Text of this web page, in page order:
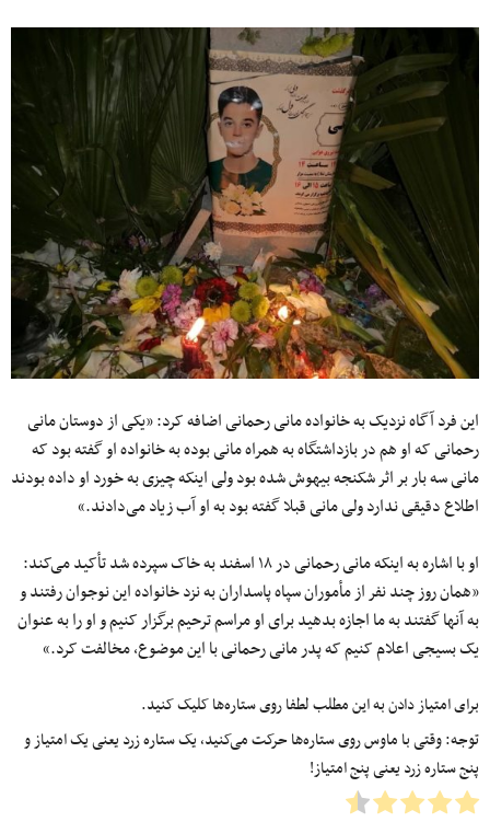
این فرد آگاه نزدیک به خانواده مانی رحمانی اضافه کرد: «یکی از دوستان مانی
رحمانی که او هم در بازداشتگاه به همراه مانی بوده به خانواده او گفته بود که
مانی سه بار بر اثر شکنجه بیهوش شده بود ولی اینکه چیزی به خورد او داده بودند
اطلاع دقیقی ندارد ولی مانی قبلا گفته بود به او آب زیاد می‌دادند.»
او با اشاره به اینکه مانی رحمانی در ۱۸ اسفند به خاک سپرده شد تأکید می‌کند:
«همان روز چند نفر از مأموران سپاه پاسداران به نزد خانواده این نوجوان رفتند و
به آنها گفتند به ما اجازه بدهید برای او مراسم ترحیم برگزار کنیم و او را به عنوان
یک بسیجی اعلام کنیم که پدر مانی رحمانی با این موضوع، مخالفت کرد.»
برای امتیاز دادن به این مطلب لطفا روی ستاره‌ها کلیک کنید.
توجه: وقتی با ماوس روی ستاره‌ها حرکت می‌کنید، یک ستاره زرد یعنی یک امتیاز و
پنج ستاره زرد یعنی پنج امتیاز!